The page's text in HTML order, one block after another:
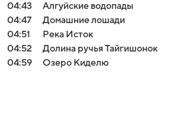
04:43
Алгуйские водопады
04:47
Домашние лошади
04:51
Река Исток
04:52
Долина ручья Тайгишонок
04:59
Озеро Киделю